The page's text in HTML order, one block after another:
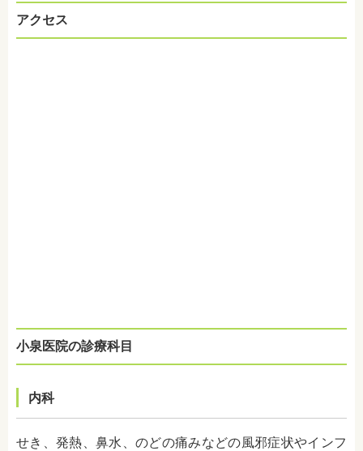
アクセス
小泉医院の診療科目
内科
せき、発熱、鼻水、のどの痛みなどの風邪症状やインフ